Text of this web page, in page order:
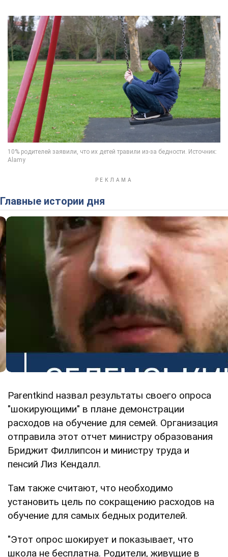
Главные истории дня
Parentkind назвал результаты своего опроса
"шокирующими" в плане демонстрации
расходов на обучение для семей. Организация
отправила этот отчет министру образования
Бриджит Филлипсон и министру труда и
пенсий Лиз Кендалл.
Там также считают, что необходимо
установить цель по сокращению расходов на
обучение для самых бедных родителей.
"Этот опрос шокирует и показывает, что
школа не бесплатна. Родители, живущие в